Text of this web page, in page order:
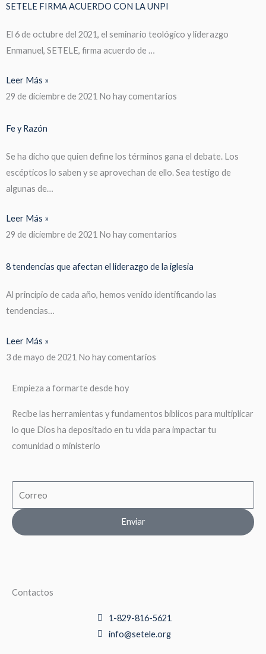
SETELE FIRMA ACUERDO CON LA UNPI
El 6 de octubre del 2021, el seminario teológico y liderazgo
Enmanuel, SETELE, firma acuerdo de …
Leer Más »
29 de diciembre de 2021 No hay comentarios
Fe y Razón
Se ha dicho que quien define los términos gana el debate. Los
escépticos lo saben y se aprovechan de ello. Sea testigo de
algunas de…
Leer Más »
29 de diciembre de 2021 No hay comentarios
8 tendencias que afectan el liderazgo de la iglesia
Al principio de cada año, hemos venido identificando las
tendencias…
Leer Más »
3 de mayo de 2021 No hay comentarios
Empieza a formarte desde hoy
Recibe las herramientas y fundamentos biblicos para multiplicar
lo que Dios ha depositado en tu vida para impactar tu
comunidad o ministerio
Enviar
Contactos
1-829-816-5621
info@setele.org